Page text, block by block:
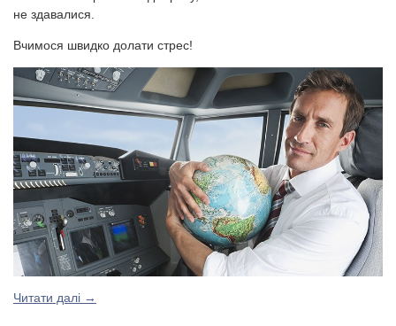
не здавалися.
Вчимося швидко долати стрес!
Читати далі →